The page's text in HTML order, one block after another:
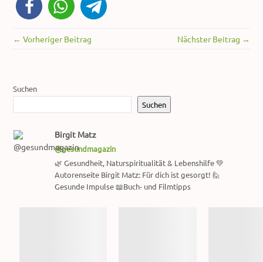
← Vorheriger Beitrag Nächster Beitrag →
Suchen
Suchen
Birgit Matz
@gesundmagazin
🌿 Gesundheit, Naturspiritualität & Lebenshilfe 💚
Autorenseite Birgit Matz: Für dich ist gesorgt! 🙋
Gesunde Impulse 📖Buch- und Filmtipps